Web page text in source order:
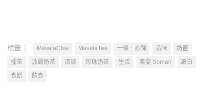
標籤： MasalaChai MasalaTea 一條．赤輝 品味
奶蓋
擂茶
波霸奶茶 清談 珍珠奶茶 生活 素雯 Soman
讀白
食譜
飲食